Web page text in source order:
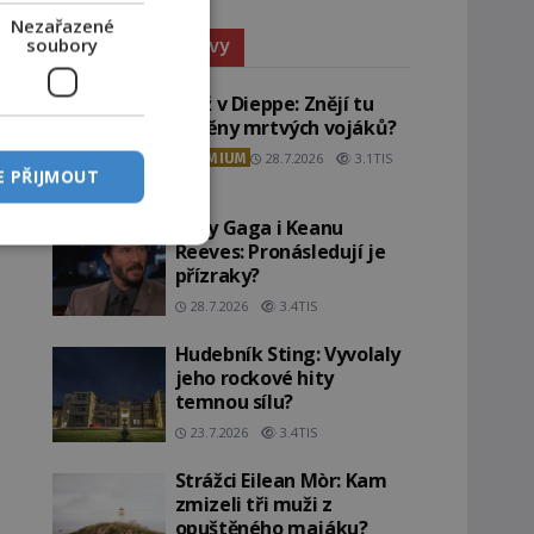
Paranormální jevy
Pláž v Dieppe: Znějí tu
ozvěny mrtvých vojáků?
PREMIUM 28.7.2026 3.1TIS
Lady Gaga i Keanu
Reeves: Pronásledují je
přízraky?
28.7.2026 3.4TIS
Hudebník Sting: Vyvolaly
jeho rockové hity
temnou sílu?
23.7.2026 3.4TIS
Strážci Eilean Mòr: Kam
zmizeli tři muži z
opuštěného majáku?
Nezařazené
soubory
PŘIJMOUT